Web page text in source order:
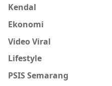
Kendal
Ekonomi
Video Viral
Lifestyle
PSIS Semarang